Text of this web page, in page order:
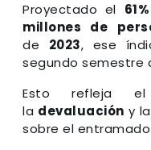
Proyectado el 61%
millones de
de 2023, ese
segundo semestre
Esto refleja
la devaluación y la
sobre el